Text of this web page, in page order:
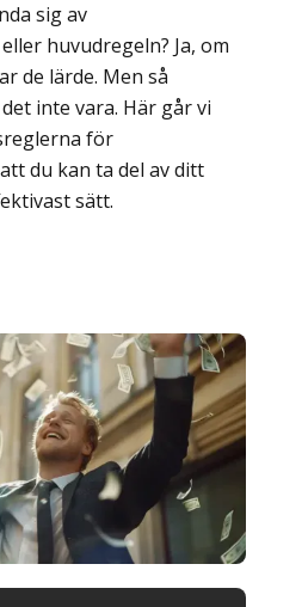
sig av
huvudregeln? Ja, om
de lärde. Men så
inte vara. Här går vi
för
du kan ta del av ditt
sätt.